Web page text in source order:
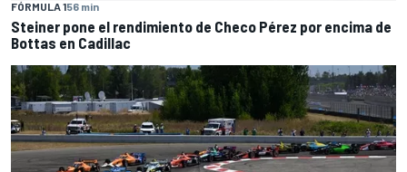
FÓRMULA 156 min
Steiner pone el rendimiento de Checo Pérez por encima de
Bottas en Cadillac